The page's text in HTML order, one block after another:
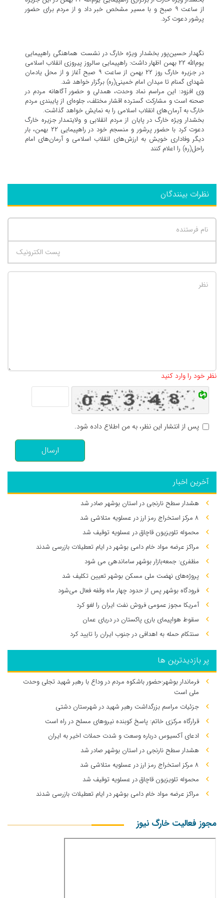
از ساعت ۹ صبح و با مسیر مشخص خبر داد و از مردم برای حضور
پرشور دعوت کرد.
نگهدار حسین‌پور بخشدار ویژه خارگ در نشست هماهنگی راهپیمایی
یوم‌الله ۲۲ بهمن اظهار داشت: راهپیمایی سالروز پیروزی انقلاب اسلامی
در جزیره خارگ روز ۲۲ بهمن از ساعت ۹ صبح آغاز و از محل یادمان
شهدای گمنام تا میدان امام خمینی(ره) برگزار خواهد شد.
وی افزود: این مراسم نماد وحدت، همدلی و حضور آگاهانه مردم در
صحنه است و مشارکت گسترده اقشار مختلف، جلوه‌ای از پایبندی مردم
خارگ به آرمان‌های انقلاب اسلامی را به نمایش خواهد گذاشت.
بخشدار ویژه خارگ در پایان از مردم انقلابی و ولایتمدار جزیره خارگ
دعوت کرد با حضور پرشور و منسجم خود در راهپیمایی ۲۲ بهمن، بار
دیگر وفاداری خویش به ارزش‌های انقلاب اسلامی و آرمان‌های امام
راحل(ره) را اعلام کنند
نظرات بینندگان
نظر خود را وارد کنید
پس از انتشار این نظر، به من اطلاع داده شود.
ارسال
آخرین اخبار
هشدار سطح نارنجی در استان بوشهر صادر شد
۸ مرکز استخراج رمز ارز در عسلویه متلاشی شد
محموله تلویزیون قاچاق در عسلویه توقیف شد
مراکز عرضه مواد خام دامی بوشهر در ایام تعطیلات بازرسی شدند
مظفری: جمعه‌بازار بوشهر ساماندهی می‌ شود
پروژه‌های نهضت ملی مسکن بوشهر تعیین تکلیف شد
فرودگاه بوشهر پس از حدود چهار ماه وقفه فعال می‌شود
آمریکا مجوز عمومی فروش نفت ایران را لغو کرد
سقوط هواپیمای باری پاکستان در دریای عمان
سنتکام حمله به اهدافی در جنوب ایران را تایید کرد
پر بازدیدترین ها
فرماندار بوشهر:حضور باشکوه مردم در وداع با رهبر شهید تجلی وحدت
ملی است
جزئیات مراسم بزرگداشت رهبر شهید در شهرستان دشتی
قرارگاه مرکزی خاتم: پاسخ کوبنده نیروهای مسلح در راه است
ادعای آکسیوس درباره وسعت و شدت حملات اخیر به ایران
هشدار سطح نارنجی در استان بوشهر صادر شد
۸ مرکز استخراج رمز ارز در عسلویه متلاشی شد
محموله تلویزیون قاچاق در عسلویه توقیف شد
مراکز عرضه مواد خام دامی بوشهر در ایام تعطیلات بازرسی شدند
مجوز فعالیت خارگ نیوز